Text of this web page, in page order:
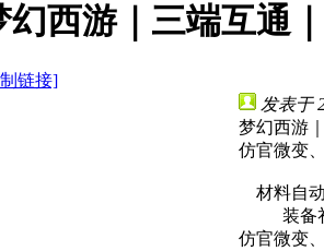
幻西游｜三端互通
链接]
发表于
梦幻西游
仿官微变
材料自
装备
仿官微变